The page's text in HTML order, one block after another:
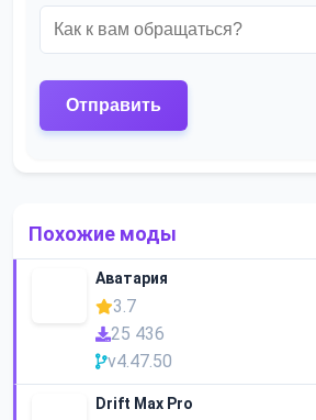
Похожие моды
Аватария
3.7
25 436
v4.47.50
Drift Max Pro